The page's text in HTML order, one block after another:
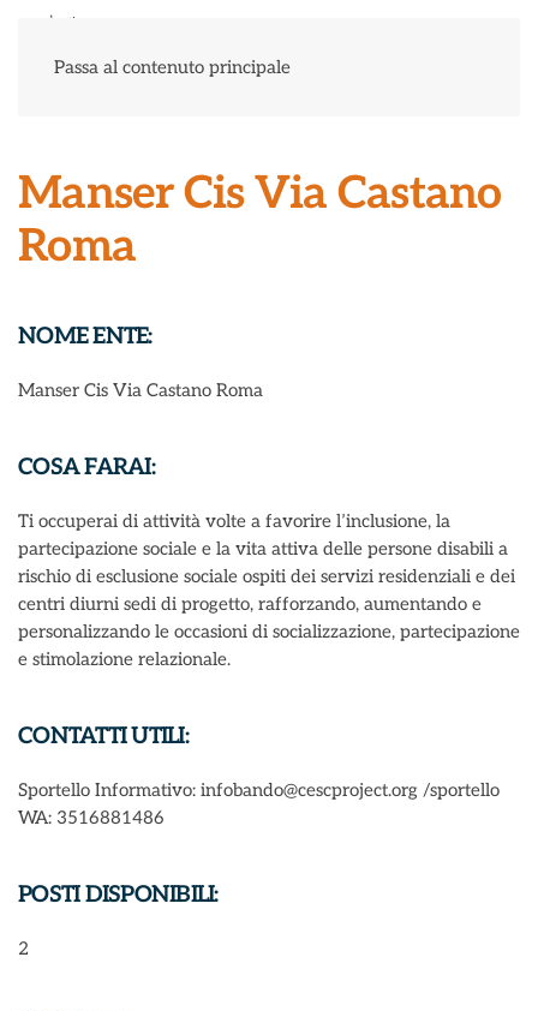
Passa al contenuto principale
Manser Cis Via Castano
Roma
NOME ENTE:
Manser Cis Via Castano Roma
COSA FARAI:
Ti occuperai di attività volte a favorire l’inclusione, la
partecipazione sociale e la vita attiva delle persone disabili a
rischio di esclusione sociale ospiti dei servizi residenziali e dei
centri diurni sedi di progetto, rafforzando, aumentando e
personalizzando le occasioni di socializzazione, partecipazione
e stimolazione relazionale.
CONTATTI UTILI:
Sportello Informativo: infobando@cescproject.org /sportello
WA: 3516881486
POSTI DISPONIBILI:
2